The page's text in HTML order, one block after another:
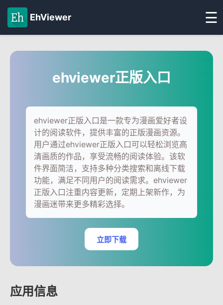
EhViewer ☰
ehviewer正版入口
ehviewer正版入口是一款专为漫画爱好者设
计的阅读软件，提供丰富的正版漫画资源。
用户通过ehviewer正版入口可以轻松浏览高
清画质的作品，享受流畅的阅读体验。该软
件界面简洁，支持多种分类搜索和离线下载
功能，满足不同用户的阅读需求。ehviewer
正版入口注重内容更新，定期上架新作，为
漫画迷带来更多精彩选择。
立即下载
应用信息